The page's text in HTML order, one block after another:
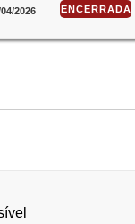
2026 ENCERRADA